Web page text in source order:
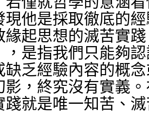
現他是採取徹底的
緣起思想的滅苦實
，是指我們只能夠
缺乏經驗內容的概
影，終究沒有實義
踐就是唯一知苦、